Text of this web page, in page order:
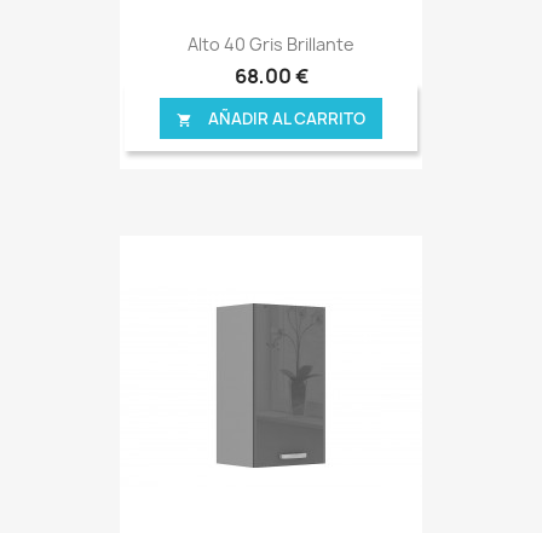
Alto 40 Gris Brillante
68,00 €
 AÑADIR AL CARRITO